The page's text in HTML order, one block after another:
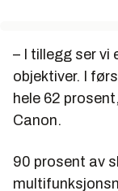
– I tillegg ser vi
objektiver. I
hele 62
Canon.
90 prosent av